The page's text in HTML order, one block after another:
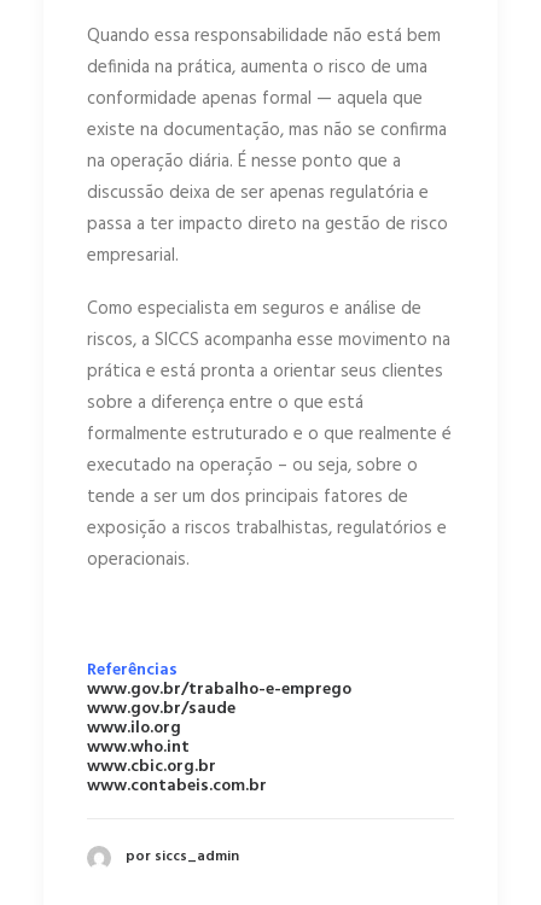
Quando essa responsabilidade não está bem
definida na prática, aumenta o risco de uma
conformidade apenas formal — aquela que
existe na documentação, mas não se confirma
na operação diária. É nesse ponto que a
discussão deixa de ser apenas regulatória e
passa a ter impacto direto na gestão de risco
empresarial.
Como especialista em seguros e análise de
riscos, a SICCS acompanha esse movimento na
prática e está pronta a orientar seus clientes
sobre a diferença entre o que está
formalmente estruturado e o que realmente é
executado na operação – ou seja, sobre o
tende a ser um dos principais fatores de
exposição a riscos trabalhistas, regulatórios e
operacionais.
Referências
www.gov.br/trabalho-e-emprego
www.gov.br/saude
www.ilo.org
www.who.int
www.cbic.org.br
www.contabeis.com.br
por siccs_admin